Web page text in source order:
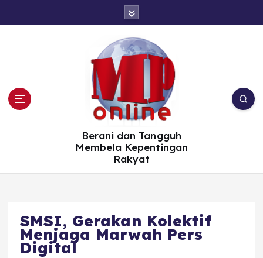
Berani dan Tangguh
Membela Kepentingan
Rakyat
SMSI, Gerakan Kolektif
Menjaga Marwah Pers
Digital